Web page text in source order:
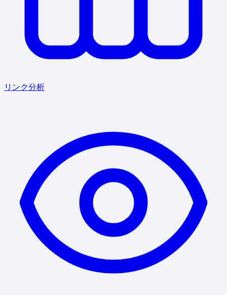
リンク分析